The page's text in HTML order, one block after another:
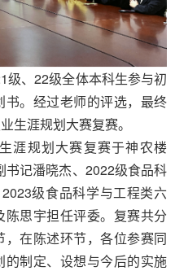
级、22级全体本科生参与初
。经过老师的评选，最终
生涯规划大赛复赛。
涯规划大赛复赛于神农楼
书记潘晓杰、2022级食品科
级食品科学与工程类六
思宇担任评委。复赛共分
在陈述环节，各位参赛同
制定、设想与今后的实施